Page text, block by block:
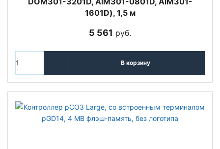
1601D), 1,5 м
5 561 руб.
В корзину